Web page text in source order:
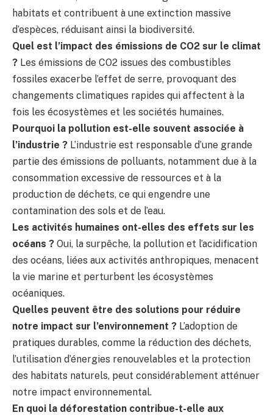
habitats et contribuent à une extinction massive
d’espèces, réduisant ainsi la biodiversité.
Quel est l’impact des émissions de CO2 sur le climat
? Les émissions de CO2 issues des combustibles
fossiles exacerbe l’effet de serre, provoquant des
changements climatiques rapides qui affectent à la
fois les écosystèmes et les sociétés humaines.
Pourquoi la pollution est-elle souvent associée à
l’industrie ? L’industrie est responsable d’une grande
partie des émissions de polluants, notamment due à la
consommation excessive de ressources et à la
production de déchets, ce qui engendre une
contamination des sols et de l’eau.
Les activités humaines ont-elles des effets sur les
océans ? Oui, la surpêche, la pollution et l’acidification
des océans, liées aux activités anthropiques, menacent
la vie marine et perturbent les écosystèmes
océaniques.
Quelles peuvent être des solutions pour réduire
notre impact sur l’environnement ? L’adoption de
pratiques durables, comme la réduction des déchets,
l’utilisation d’énergies renouvelables et la protection
des habitats naturels, peut considérablement atténuer
notre impact environnemental.
En quoi la déforestation contribue-t-elle aux